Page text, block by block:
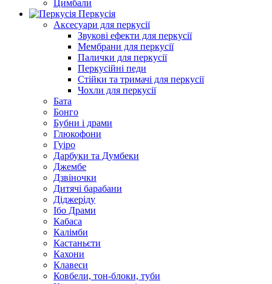
Цимбали
Перкусія
Аксесуари для перкусії
Звукові ефекти для перкусії
Мембрани для перкусії
Палички для перкусії
Перкусійні педи
Стійки та тримачі для перкусії
Чохли для перкусії
Бата
Бонго
Бубни і драми
Глюкофони
Гуіро
Дарбуки та Думбеки
Джембе
Дзвіночки
Дитячі барабани
Діджеріду
Ібо Драми
Кабаса
Калімби
Кастаньєти
Кахони
Клавеси
Ковбели, тон-блоки, туби